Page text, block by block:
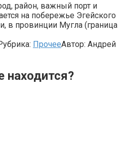
район, важный порт и
на побережье Эгейского
в провинции Мугла (граница
ПрочееАвтор: Андрей
находится?